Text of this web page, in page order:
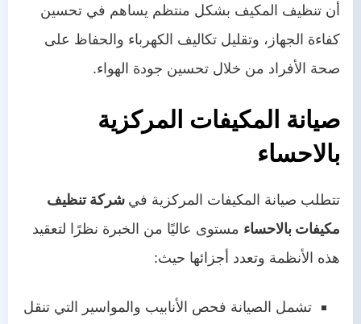
أن تنظيف المكيف بشكل منتظم يساهم في تحسين
كفاءة الجهاز، وتقليل تكاليف الكهرباء والحفاظ على
صحة الأفراد من خلال تحسين جودة الهواء.
صيانة المكيفات المركزية
بالاحساء
تتطلب صيانة المكيفات المركزية في شركة تنظيف
مكيفات بالاحساء مستوى عاليًا من الخبرة نظرًا لتعقيد
هذه الأنظمة وتعدد أجزائها حيث:
تشمل الصيانة فحص الأنابيب والمواسير التي تنقل